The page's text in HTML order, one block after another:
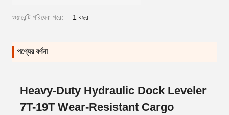
ওয়ারেন্টি পরিষেবা পরে: 1 বছর
পণ্যের বর্ণনা
Heavy-Duty Hydraulic Dock Leveler
7T-19T Wear-Resistant Cargo